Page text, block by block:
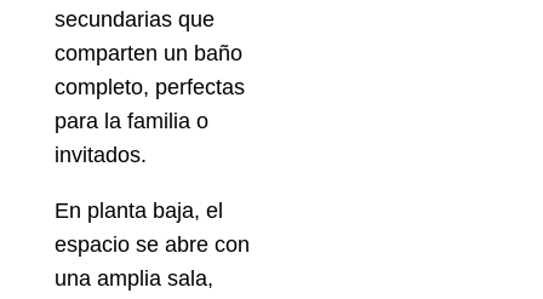
secundarias que
comparten un baño
completo, perfectas
para la familia o
invitados.
En planta baja, el
espacio se abre con
una amplia sala,